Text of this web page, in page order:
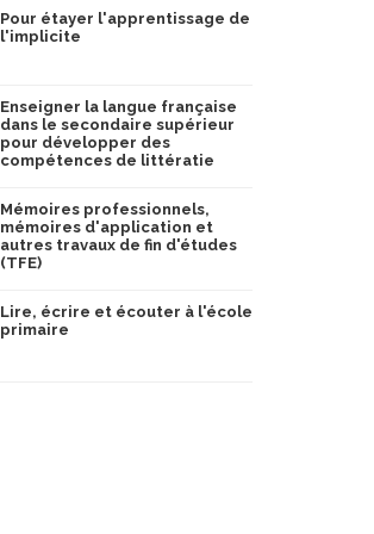
Pour étayer l'apprentissage de
l'implicite
Enseigner la langue française
dans le secondaire supérieur
pour développer des
compétences de littératie
Mémoires professionnels,
mémoires d'application et
autres travaux de fin d'études
(TFE)
Lire, écrire et écouter à l'école
primaire